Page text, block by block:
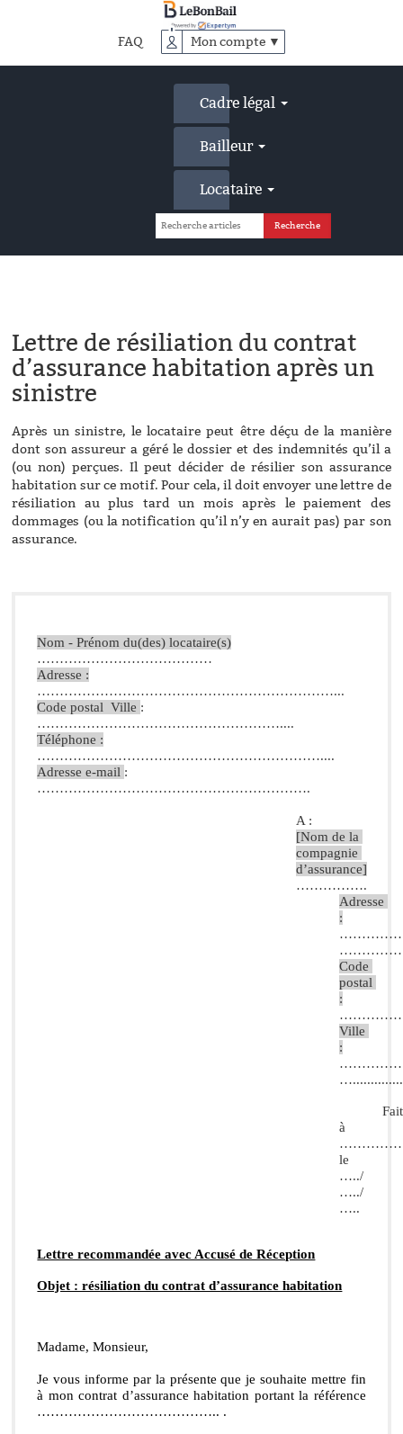
FAQ Mon compte ▼
Cadre légal
Bailleur
Locataire
Lettre de résiliation du contrat
d’assurance habitation après un
sinistre
Après un sinistre, le locataire peut être déçu de la manière
dont son assureur a géré le dossier et des indemnités qu’il a
(ou non) perçues. Il peut décider de résilier son assurance
habitation sur ce motif. Pour cela, il doit envoyer une lettre de
résiliation au plus tard un mois après le paiement des
dommages (ou la notification qu’il n’y en aurait pas) par son
assurance.
Nom - Prénom du(des) locataire(s)
…………………………………
Adresse :
…………………………………………………………...
Code postal  Ville :
………………………………………………....
Téléphone :
………………………………………………………....
Adresse e-mail :
…………………………………………………….
[Nom de la
compagnie
d’assurance]
…………….
Adresse
:
Code
postal
:
Ville
:
Fait
à
le
…../
…../
…..
Lettre recommandée avec Accusé de Réception
Objet : résiliation du contrat d’assurance habitation
Madame, Monsieur,
Je vous informe par la présente que je souhaite mettre fin
à mon contrat d’assurance habitation portant la référence
………………………………….. .